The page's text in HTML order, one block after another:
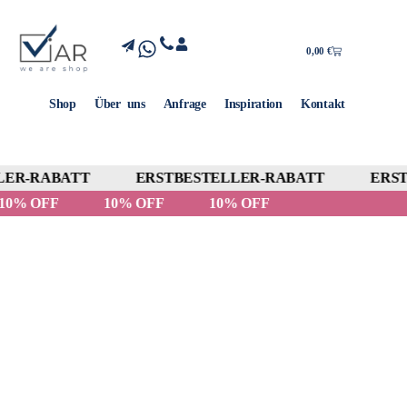
0,00 €
Shop Über uns Anfrage Inspiration Kontakt
RABATT ERSTBESTELLER-RABATT
10% OFF
10% OFF 10% OFF